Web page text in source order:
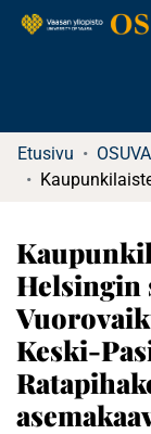
Etusivu OSUVA
Helsingin
Keski-